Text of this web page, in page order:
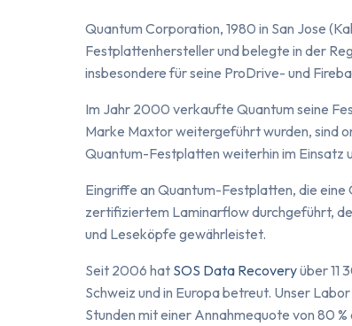
Quantum Corporation, 1980 in San Jose
Festplattenhersteller und belegte in der
insbesondere für seine ProDrive- und
Im Jahr 2000 verkaufte Quantum seine
Marke Maxtor weitergeführt wurden, sind
Quantum-Festplatten weiterhin im Einsatz
Eingriffe an Quantum-Festplatten, die
zertifiziertem Laminarflow durchgeführt,
und Leseköpfe gewährleistet.
Seit 2006 hat SOS Data Recoveryüber 11
Schweiz und in Europa betreut. Unser
Stunden mit einer Annahmequote von 80